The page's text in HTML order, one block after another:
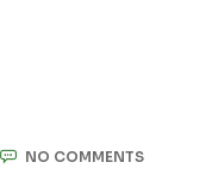
NO COMMENTS